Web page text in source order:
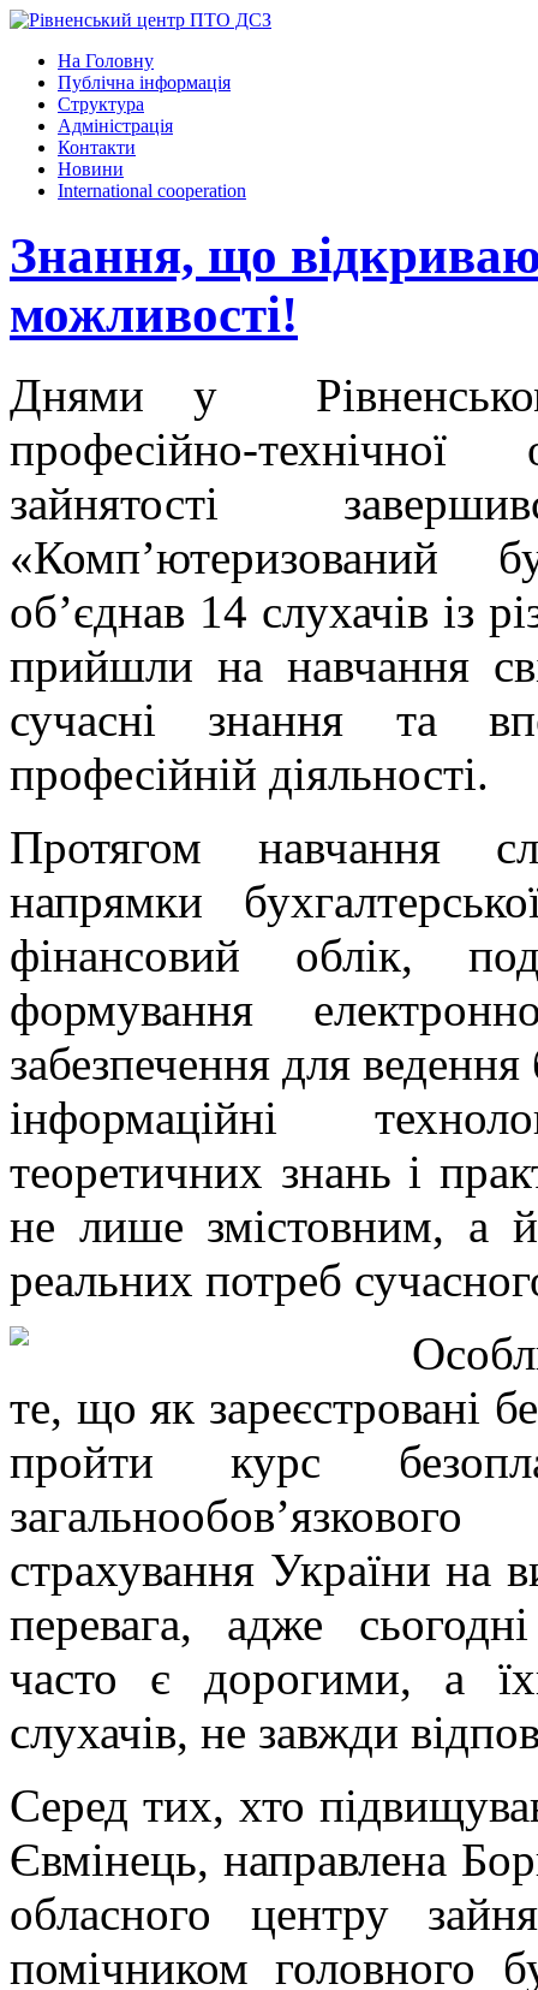
На Головну
Публічна інформація
Структура
Адміністрація
Контакти
Новини
International cooperation
Знання, що
можливості!
Днями у
професійно-
зайнятості
«Комп’ютеризований
об’єднав 14 слухачів із
прийшли на навчання
сучасні знання та
професійній діяльності.
Протягом навчання
напрямки
фінансовий облік,
формування
забезпечення для
інформаційні
теоретичних знань і
не лише змістовним, а
реальних потреб
те, що як зареєстровані
пройти курс
страхування України на
перевага, адже
часто є дорогими, а
слухачів, не завжди
Серед тих, хто
Євмінець, направлена
обласного центру
помічником головного